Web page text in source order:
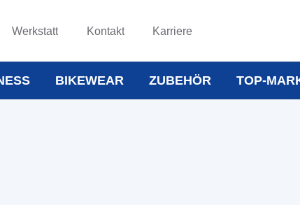
Werkstatt Kontakt Karriere
BIKEWEAR ZUBEHÖR TOP-